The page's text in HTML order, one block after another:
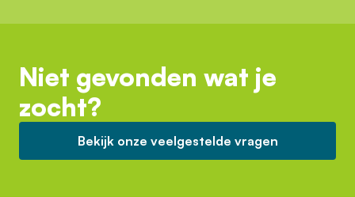
Niet gevonden wat je
zocht?
Bekijk onze veelgestelde vragen